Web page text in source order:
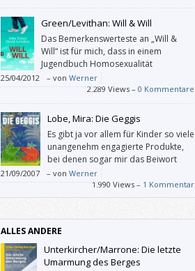
Green/Levithan: Will & Will
Das Bemerkenswerteste an „Will &
Will“ ist für mich, dass in einem
Jugendbuch Homosexualität
thematisiert wird, was in Büchern für
Erwachsene so gut wie gar nicht geschieht, und
wenn, dann unter dem randständigen Label
„Gay“.
25/04/2012 – von Werner
2.289 Views – 0 Kommentare
Lobe, Mira: Die Geggis
Es gibt ja vor allem für Kinder so viele
unangenehm engagierte Produkte,
bei denen sogar mir das Beiwort
“Gutmenschen-” einfällt (wie etwa ein
Umwelt-Würfelspiel, wo man wegen “mit Laub
Winterquartier für Igel schaffen” um sieben
Kunstdünger auf den Feldern” Zweimal
aussetzen muss) und angesichts derer man Mira
Lobes “Die Geggis” gar nicht hoch genug loben
kann.
21/09/2007 – von Werner
1.990 Views – 1 Kommentar
ALLES ANDERE
Unterkircher/Marrone: Die letzte
Umarmung des Berges